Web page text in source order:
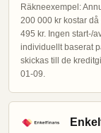
Räkneexempel:
200 000 kr kostar
495 kr. Ingen start-/
individuellt baserat
skickas till de
01-09.